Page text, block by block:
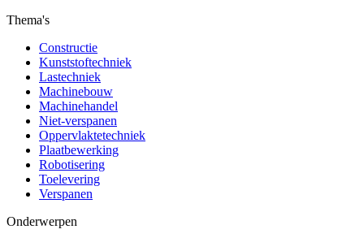
Thema's
Constructie
Kunststoftechniek
Lastechniek
Machinebouw
Machinehandel
Niet-verspanen
Oppervlaktetechniek
Plaatbewerking
Robotisering
Toelevering
Verspanen
Onderwerpen